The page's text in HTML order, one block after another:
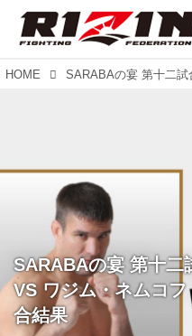
HOME
SARABAの宴 第十二
VS ワジム・ネムコ
合結果